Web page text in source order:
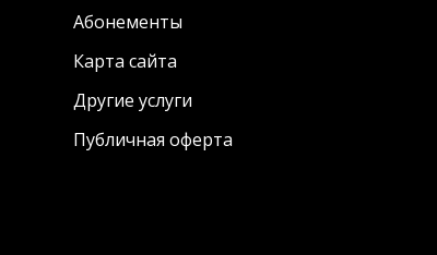
Абонементы
Карта сайта
Другие услуги
Публичная оферта